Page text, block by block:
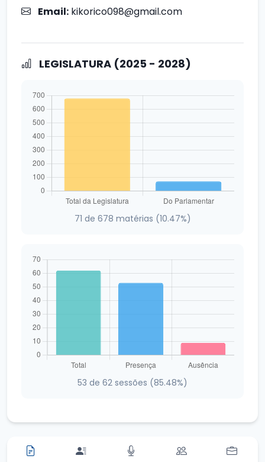
Email: kikorico098@gmail.com
LEGISLATURA (2025 - 2028)
71 de 678 matérias (10.47%)
53 de 62 sessões (85.48%)